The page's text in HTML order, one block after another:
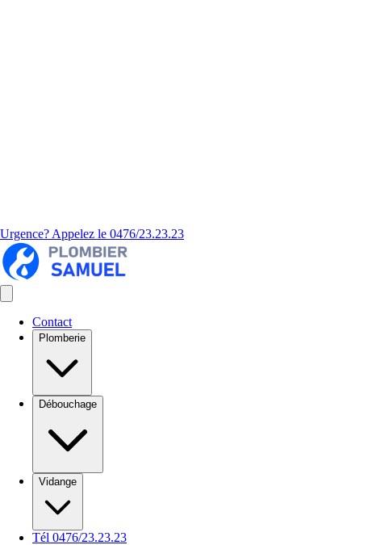
Urgence? Appelez le 0476/23.23.23
Contact
Plomberie
Débouchage
Vidange
Tél 0476/23.23.23